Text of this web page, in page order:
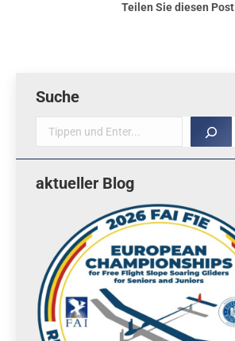
Teilen Sie diesen Post
Suche
Suche
aktueller Blog